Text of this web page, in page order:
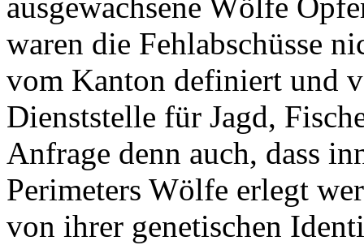
ausgewachsene Wölfe
waren die Fehlabschüsse
vom Kanton definiert und
Dienststelle für Jagd,
Anfrage denn auch, dass
Perimeters Wölfe erlegt
von ihrer genetischen